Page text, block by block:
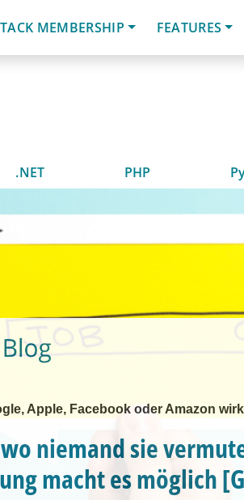
MEMBERSHIP FEATURES
.NET PHP
Apple, Facebook oder Amazon
niemand sie
macht es möglich